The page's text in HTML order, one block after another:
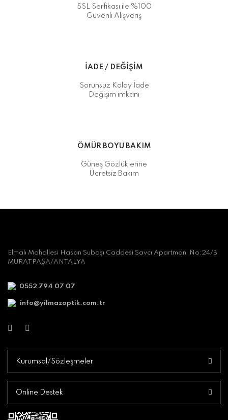
SSL Serfikası ile %100
Güvenli Alışveriş
İADE / DEĞİŞİM
Sorunsuz Kolay İade
Değişim imkanı
ÖMÜR BOYU BAKIM
Güneş Gözlüklerine
Ücretsiz Bakım
Elmalı Mahallesi Hasan Subaşı Caddesi Savcı Apartmanı No:24/B
MURATPAŞA/ANTALYA
0552 794 07 07
info@yilmazoptik.com.tr
Kurumsal/Sözleşmeler
Online Destek